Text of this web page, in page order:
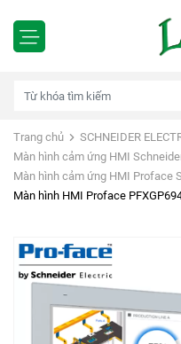
Trang chủ
SCHNEIDER
Màn hình cảm ứng HMI
Màn hình cảm ứng HMI Proface
Màn hình HMI Proface